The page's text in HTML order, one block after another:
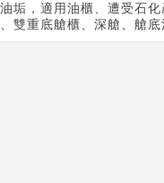
垢，適用油櫃、遭受石
雙重底艙櫃、深艙、艙